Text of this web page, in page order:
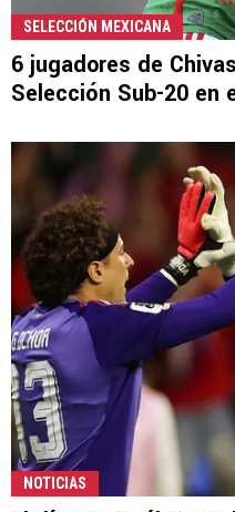
SELECCIÓN MEXICANA
6 jugadores de
Selección Sub-20 en
NOTICIAS